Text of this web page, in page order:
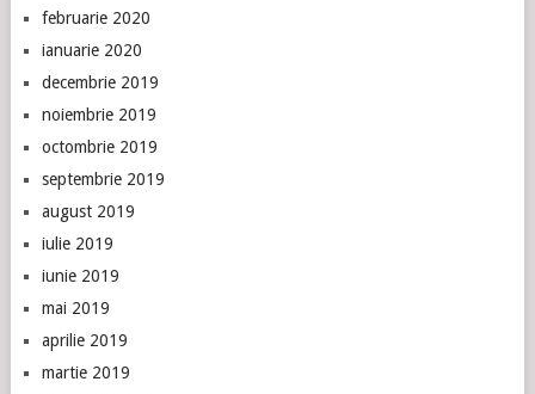
februarie 2020
ianuarie 2020
decembrie 2019
noiembrie 2019
octombrie 2019
septembrie 2019
august 2019
iulie 2019
iunie 2019
mai 2019
aprilie 2019
martie 2019